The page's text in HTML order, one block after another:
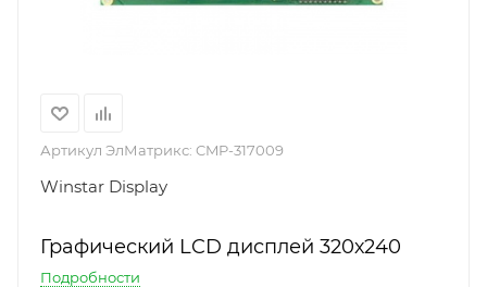
Артикул ЭлМатрикс: CMP-317009
Winstar Display
Графический LCD дисплей 320х240
Подробности